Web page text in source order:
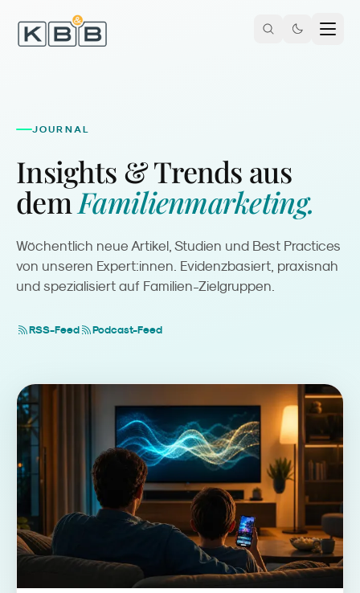
JOURNAL
Insights & Trends aus
demFamilienmarketing.
Wöchentlich neue Artikel, Studien und Best Practices
von unseren Expert:innen. Evidenzbasiert, praxisnah
und spezialisiert auf Familien-Zielgruppen.
RSS-Feed Podcast-Feed